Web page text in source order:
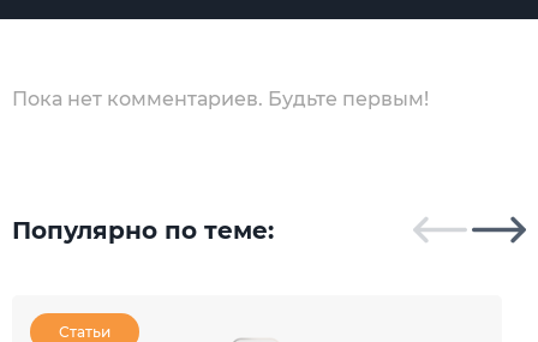
Пока нет комментариев. Будьте первым!
Популярно по теме:
Статьи